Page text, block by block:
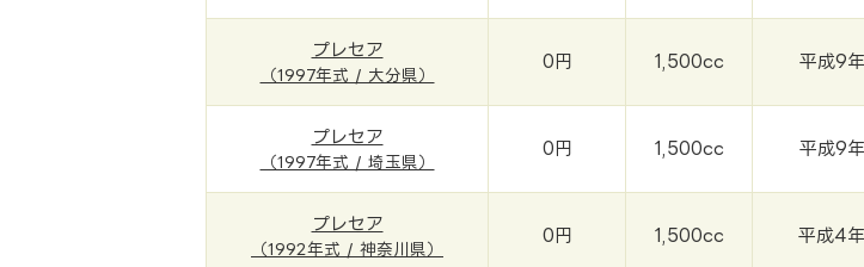
プレセア
（1997年式 / 大分県）
0円 1,500cc 平成9
プレセア
（1997年式 / 埼玉県）
0円 1,500cc 平成9
プレセア
（1992年式 / 神奈川県）
0円 1,500cc 平成4